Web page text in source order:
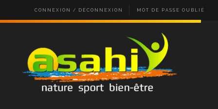
CONNEXION / DÉCONNEXION MOT DE PASSE OUBLIÉ